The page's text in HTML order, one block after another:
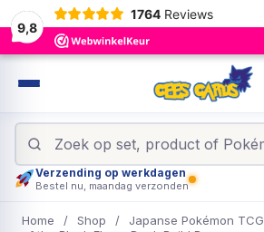
9,8
1764 Reviews
Verzending op werkdagen
Bestel nu, maandag verzonden
Home / Shop / Japanse Pokémon TCG